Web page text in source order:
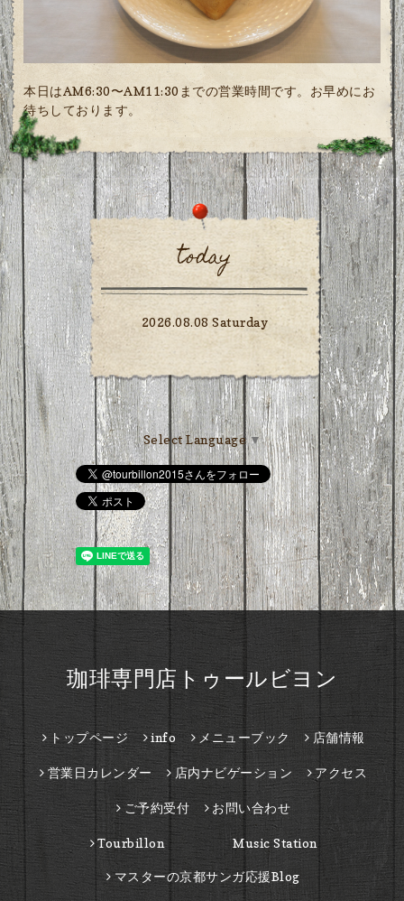
本日はAM6:30〜AM11:30までの営業時間です。お早めにお
待ちしております。
today
2026.08.08 Saturday
Select Language ▼
珈琲専門店トゥールビヨン
トップページ info メニューブック 店舗情報
営業日カレンダー 店内ナビゲーション アクセス
ご予約受付 お問い合わせ
Tourbillon Music Station
マスターの京都サンガ応援Blog